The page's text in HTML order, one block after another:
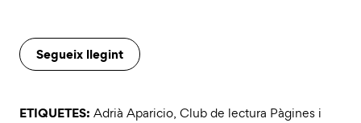
Segueix llegint
ETIQUETES: Adrià Aparicio, Club de lectura Pàgines i